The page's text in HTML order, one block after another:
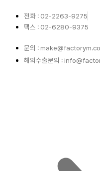
전화 : 02-2263-9275
팩스 : 02-6280-9375
문의 :
해외수출문의 :